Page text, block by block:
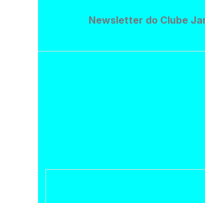
Newsletter do Clube